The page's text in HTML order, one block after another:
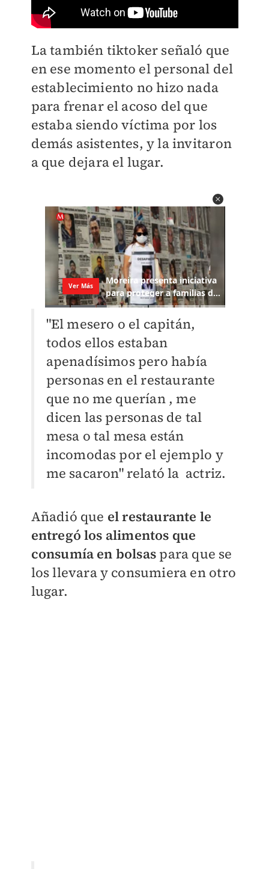
La también tiktoker señaló que
en ese momento el personal del
establecimiento no hizo nada
para frenar el acoso del que
estaba siendo víctima por los
demás asistentes, y la invitaron
a que dejara el lugar.
"El mesero o el capitán,
todos ellos estaban
apenadísimos pero había
personas en el restaurante
que no me querían , me
dicen las personas de tal
mesa o tal mesa están
incomodas por el ejemplo y
me sacaron" relató la actriz.
Añadió que el restaurante le
entregó los alimentos que
consumía en bolsas para que se
los llevara y consumiera en otro
lugar.